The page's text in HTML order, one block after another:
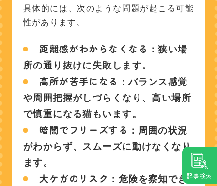
記事検索
具体的には、次のような問題が起こる可能
性があります。
距離感がわからなくなる ：狭い場
所の通り抜けに失敗します。
高所が苦手になる ：バランス感覚
や周囲把握がしづらくなり、高い場所
で慎重になる猫もいます。
暗闇でフリーズする ：周囲の状況
がわからず、スムーズに動けなくなり
ます。
大ケガのリスク ：危険を察知でき